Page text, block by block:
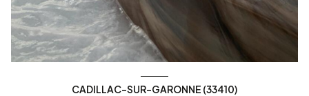
CADILLAC-SUR-GARONNE (33410)